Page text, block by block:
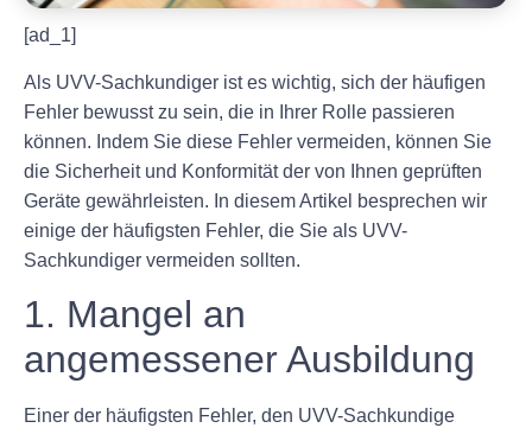
[ad_1]
Als UVV-Sachkundiger ist es wichtig, sich der häufigen
Fehler bewusst zu sein, die in Ihrer Rolle passieren
können. Indem Sie diese Fehler vermeiden, können Sie
die Sicherheit und Konformität der von Ihnen geprüften
Geräte gewährleisten. In diesem Artikel besprechen wir
einige der häufigsten Fehler, die Sie als UVV-
Sachkundiger vermeiden sollten.
1. Mangel an
angemessener Ausbildung
Einer der häufigsten Fehler, den UVV-Sachkundige